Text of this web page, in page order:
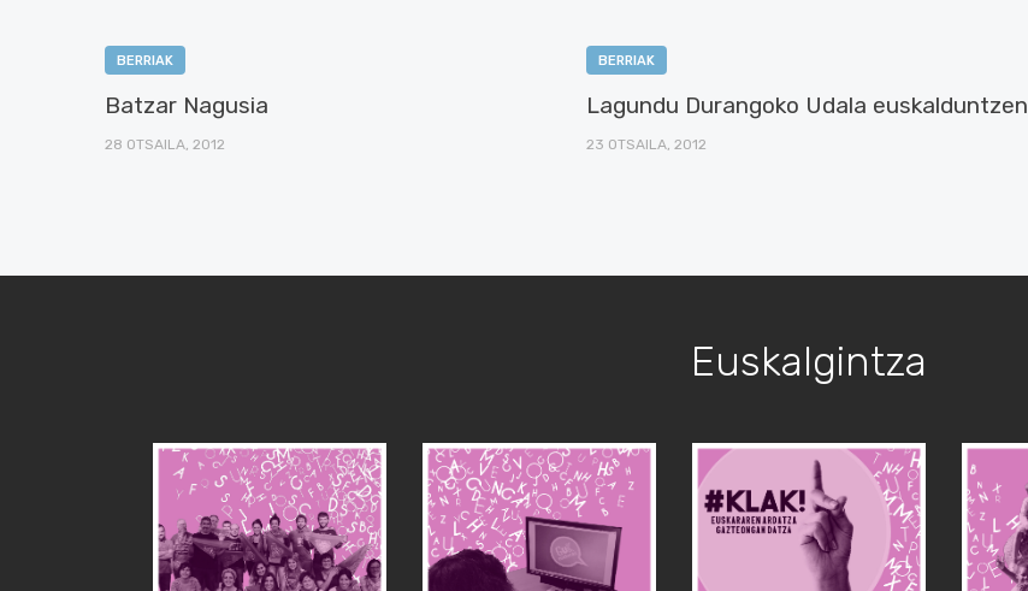
BERRIAK
Batzar Nagusia
28 OTSAILA, 2012
BERRIAK
Lagundu Durangoko Udala euskalduntzen
23 OTSAILA, 2012
Euskalgintza